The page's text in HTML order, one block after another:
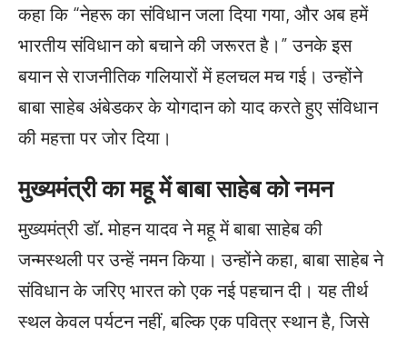
कहा कि “नेहरू का संविधान जला दिया गया, और अब हमें
भारतीय संविधान को बचाने की जरूरत है।” उनके इस
बयान से राजनीतिक गलियारों में हलचल मच गई। उन्होंने
बाबा साहेब अंबेडकर के योगदान को याद करते हुए संविधान
की महत्ता पर जोर दिया।
मुख्यमंत्री का महू में बाबा साहेब को नमन
मुख्यमंत्री डॉ. मोहन यादव ने महू में बाबा साहेब की
जन्मस्थली पर उन्हें नमन किया। उन्होंने कहा, बाबा साहेब ने
संविधान के जरिए भारत को एक नई पहचान दी। यह तीर्थ
स्थल केवल पर्यटन नहीं, बल्कि एक पवित्र स्थान है, जिसे